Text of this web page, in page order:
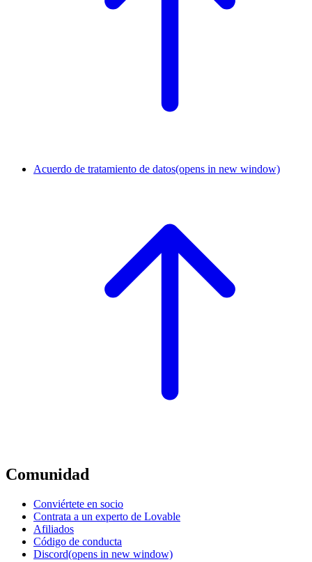
Acuerdo de tratamiento de datos(opens in new window)
Comunidad
Conviértete en socio
Contrata a un experto de Lovable
Afiliados
Código de conducta
Discord(opens in new window)